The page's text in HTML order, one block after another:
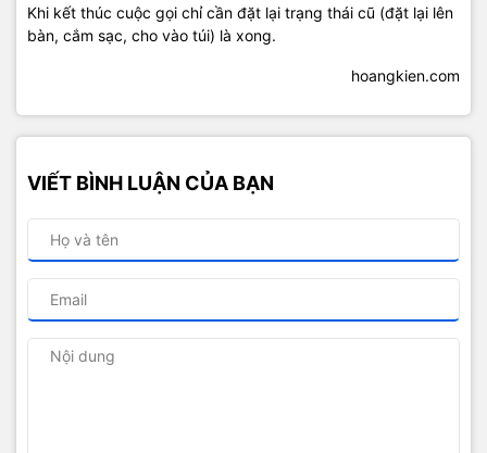
Khi kết thúc cuộc gọi chỉ cần đặt lại trạng thái cũ (đặt lại lên
bàn, cắm sạc, cho vào túi) là xong.
hoangkien.com
VIẾT BÌNH LUẬN CỦA BẠN